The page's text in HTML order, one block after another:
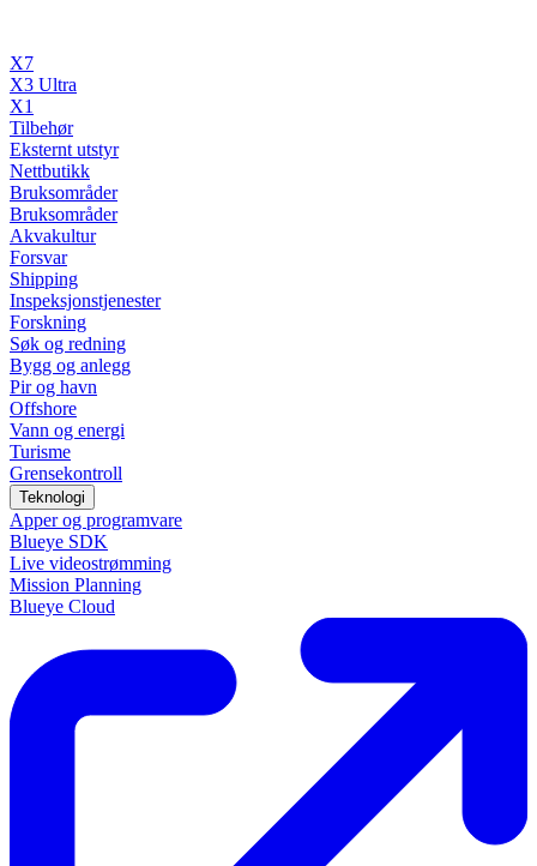
X7
X3 Ultra
X1
Tilbehør
Eksternt utstyr
Nettbutikk
Bruksområder
Bruksområder
Akvakultur
Forsvar
Shipping
Inspeksjonstjenester
Forskning
Søk og redning
Bygg og anlegg
Pir og havn
Offshore
Vann og energi
Turisme
Grensekontroll
Teknologi
Apper og programvare
Blueye SDK
Live videostrømming
Mission Planning
Blueye Cloud